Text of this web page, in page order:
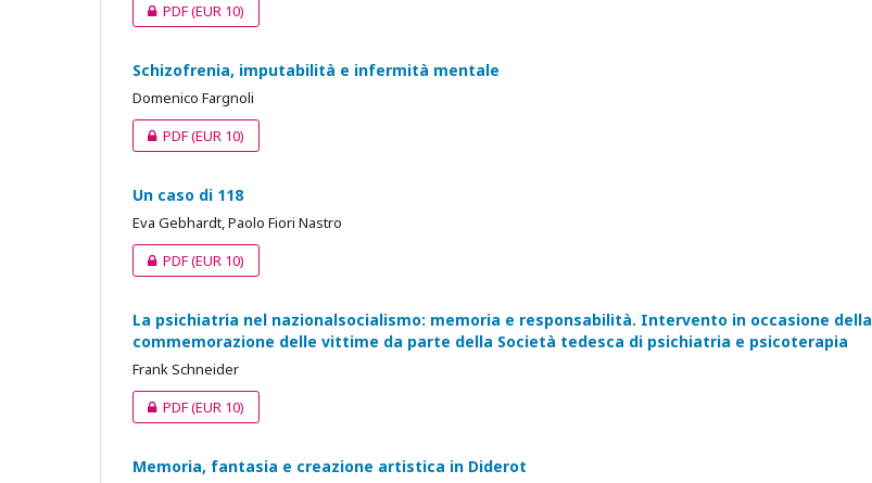
PDF(EUR 10)
Schizofrenia, imputabilità e infermità mentale
Domenico Fargnoli
PDF(EUR 10)
Un caso di 118
Eva Gebhardt, Paolo Fiori Nastro
PDF(EUR 10)
La psichiatria nel nazionalsocialismo: memoria e responsabilità. Intervento in occasione della
commemorazione delle vittime da parte della Società tedesca di psichiatria e psicoterapia
Frank Schneider
PDF(EUR 10)
Memoria, fantasia e creazione artistica in Diderot